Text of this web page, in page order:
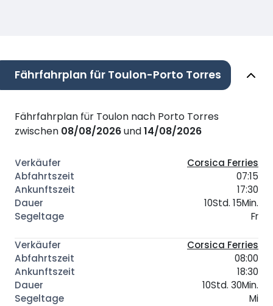
Fährfahrplan für Toulon-Porto Torres
Fährfahrplan für Toulon nach Porto Torres
zwischen 08/08/2026und14/08/2026
Corsica Ferries
07:15
17:30
10Std. 15Min.
Fr
Corsica Ferries
08:00
18:30
10Std. 30Min.
Mi